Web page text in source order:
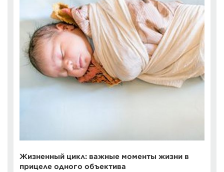
Жизненный цикл: важные моменты жизни в
прицеле одного объектива